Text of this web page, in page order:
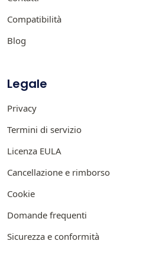
Compatibilità
Blog
Legale
Privacy
Termini di servizio
Licenza EULA
Cancellazione e rimborso
Cookie
Domande frequenti
Sicurezza e conformità